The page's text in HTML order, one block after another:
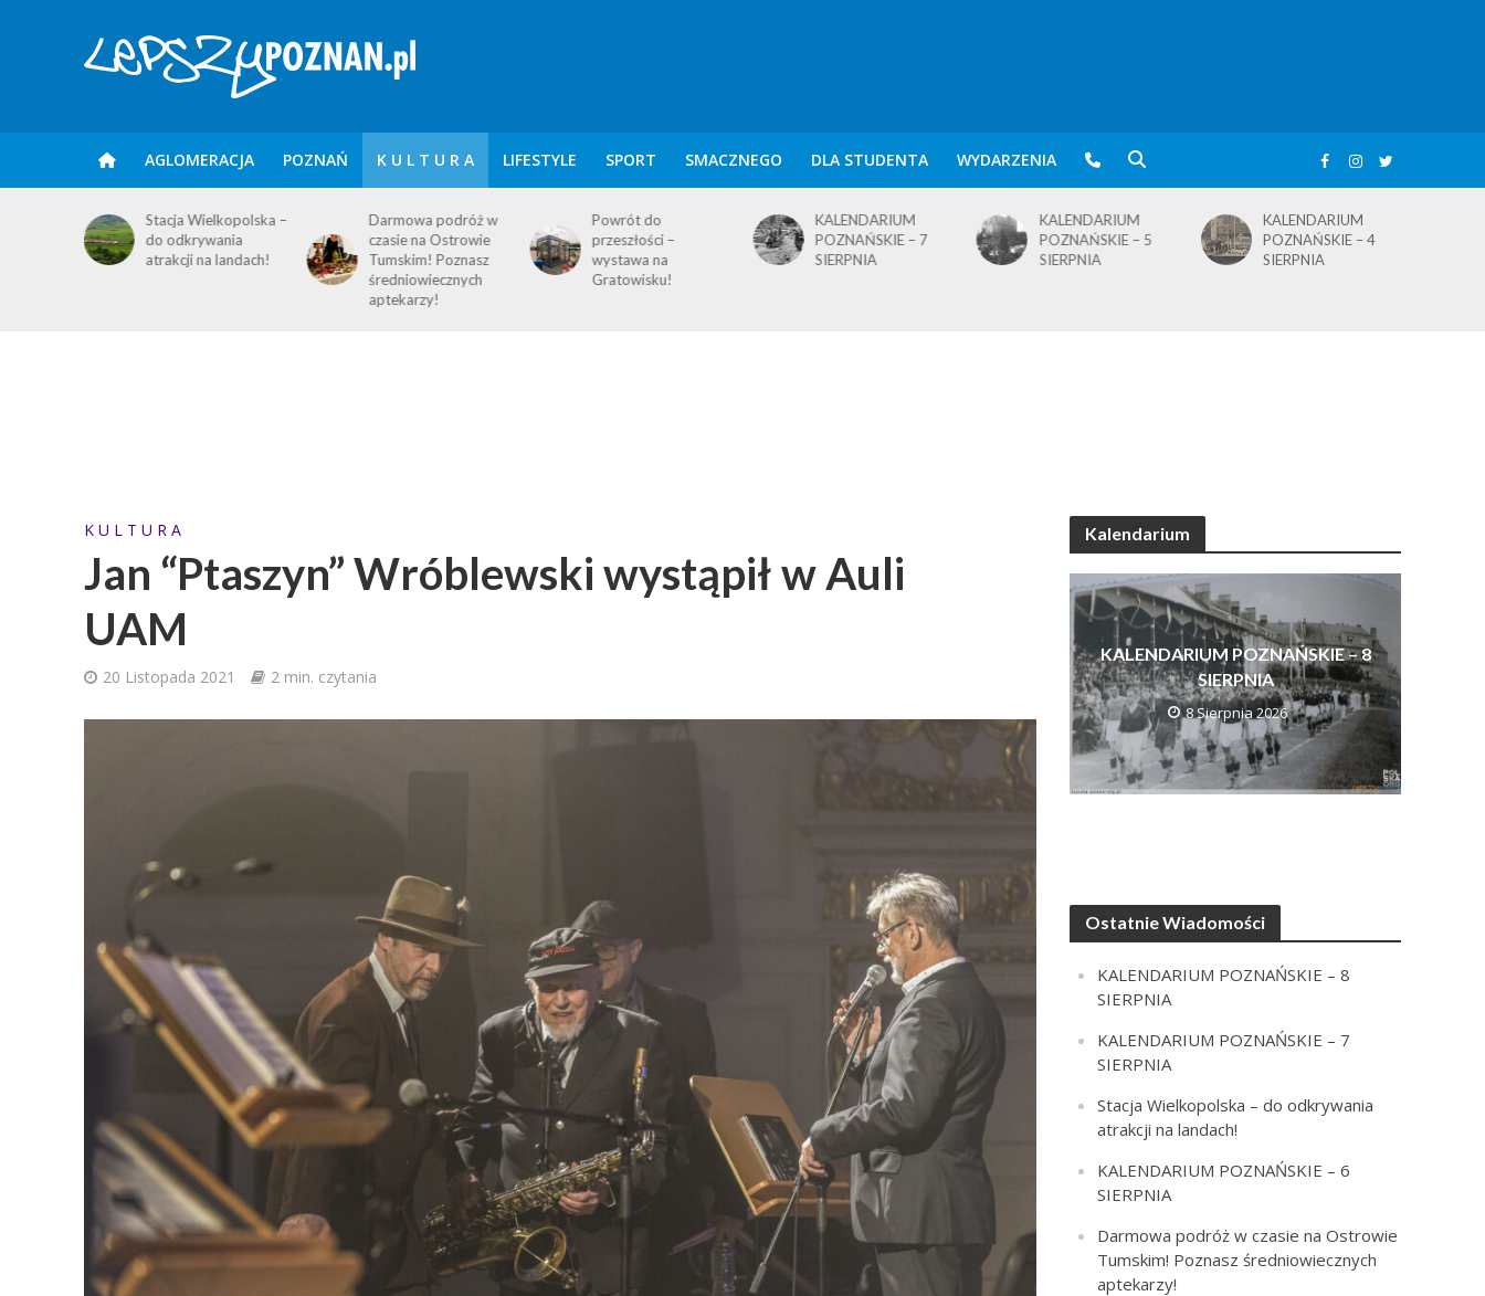
AGLOMERACJA POZNAŃ K U L T U R A LIFESTYLE SPORT SMACZNEGO DLA STUDENTA WYDARZENIA
Stacja Wielkopolska –
do odkrywania
atrakcji na landach!
Darmowa podróż w
czasie na Ostrowie
Tumskim! Poznasz
średniowiecznych
aptekarzy!
Powrót do
przeszłości –
wystawa na
Gratowisku!
KALENDARIUM
POZNAŃSKIE – 7
SIERPNIA
KALENDARIUM
POZNAŃSKIE – 5
SIERPNIA
KALENDARIUM
POZNAŃSKIE – 4
SIERPNIA
K U L T U R A
Jan “Ptaszyn” Wróblewski wystąpił w Auli
UAM
20 Listopada 2021 2 min. czytania
Kalendarium
KALENDARIUM POZNAŃSKIE – 8
SIERPNIA
8 Sierpnia 2026
Ostatnie Wiadomości
KALENDARIUM POZNAŃSKIE – 8
SIERPNIA
KALENDARIUM POZNAŃSKIE – 7
SIERPNIA
Stacja Wielkopolska – do odkrywania
atrakcji na landach!
KALENDARIUM POZNAŃSKIE – 6
SIERPNIA
Darmowa podróż w czasie na Ostrowie
Tumskim! Poznasz średniowiecznych
aptekarzy!